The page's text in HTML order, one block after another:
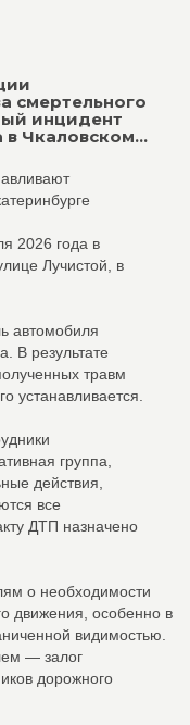
смертельного
инцидент
Чкаловском...
2026 года в
Лучистой, в
автомобиля
В результате
травм
устанавливается.
группа,
действия,
все
ДТП назначено
о необходимости
движения, особенно в
видимостью.
— залог
дорожного